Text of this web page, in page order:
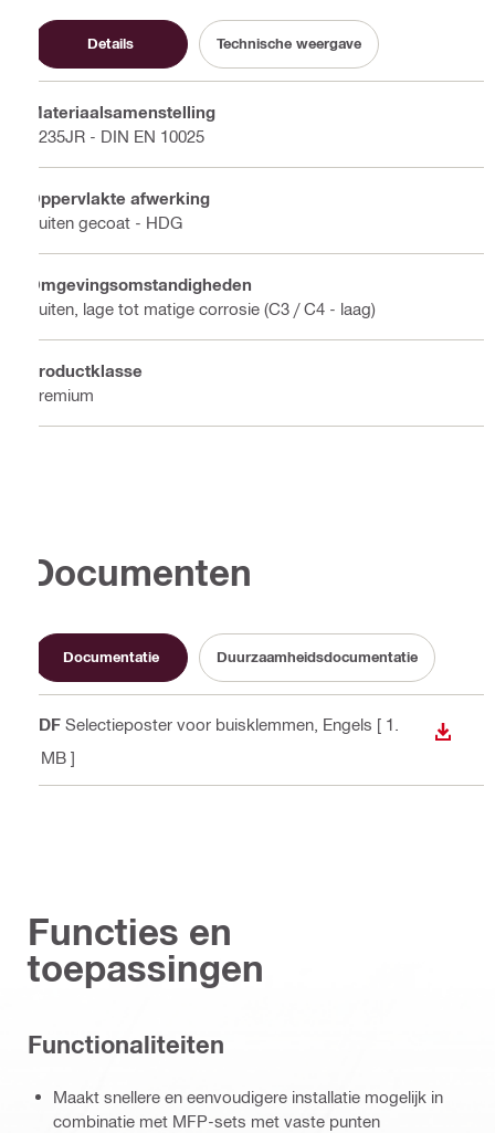
Details Technische weergave
Materiaalsamenstelling
S235JR - DIN EN 10025
Oppervlakte afwerking
Buiten gecoat - HDG
Omgevingsomstandigheden
Buiten, lage tot matige corrosie (C3 / C4 - laag)
Productklasse
Premium
Documenten
Documentatie Duurzaamheidsdocumentatie
PDF Selectieposter voor buisklemmen , Engels [ 1.
4 MB ]
Functies en
toepassingen
Functionaliteiten
Maakt snellere en eenvoudigere installatie mogelijk in
combinatie met MFP-sets met vaste punten